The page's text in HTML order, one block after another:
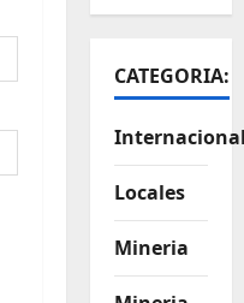
CATEGORIA:
Locales
Mineria